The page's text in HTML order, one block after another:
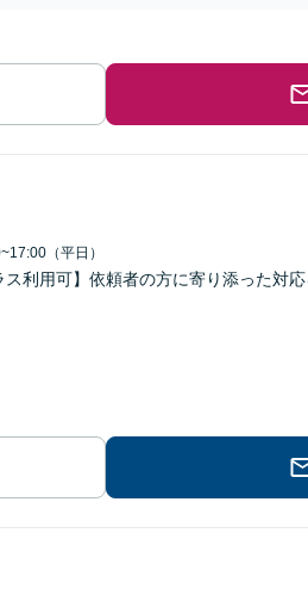
（平日）
ス利用可】依頼者の方に寄り添った対